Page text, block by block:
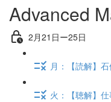
Advanced
2月21日ー25日
月：【読解】
火：【聴解】